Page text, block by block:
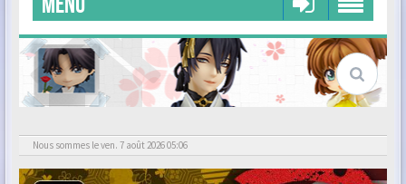
Nous sommes le ven. 7 août 2026 05:06